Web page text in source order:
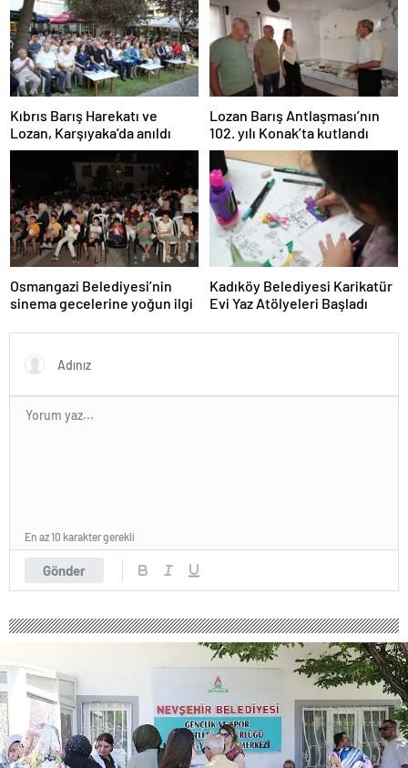
Kıbrıs Barış Harekatı ve
Lozan, Karşıyaka’da anıldı
Lozan Barış Antlaşması’nın
102. yılı Konak’ta kutlandı
Osmangazi Belediyesi’nin
sinema gecelerine yoğun ilgi
Kadıköy Belediyesi Karikatür
Evi Yaz Atölyeleri Başladı
Gönder
En az 10 karakter gerekli